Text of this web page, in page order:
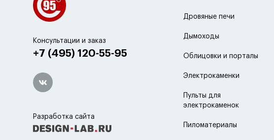
Консультации и заказ
+7 (495) 120-55-95
Разработка сайта
Дровяные печи
Дымоходы
Облицовки и порталы
Электрокаменки
Пульты для
электрокаменок
Пиломатериалы